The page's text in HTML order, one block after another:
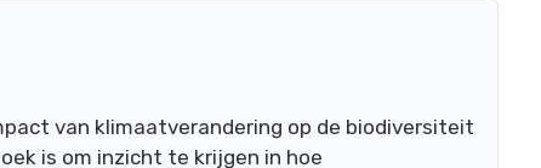
van klimaatverandering op de biodiversiteit
is om inzicht te krijgen in hoe